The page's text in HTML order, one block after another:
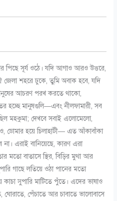
পিছে সূর্য ওঠে। যদি আগাও আরও উত্তরে,
জেলা শহরে ঢুকে, তুমি অবাক হবে, যদি
আচরণ পরখ করতে থাকো,
হচ্ছে মানুষগুলি—এবং নীলফামারী, সব
মহকুমা; দেখবে সবাই এলোমেলো,
ডোমার হয়ে চিলাহাটী— এত আঁকাবাঁকা
এরাই বানিয়েছে, কারণ এরা
মতো বাতাসে স্থির, বিড়ির মুথা আর
গাছে লতিয়ে ওঠা পানের মতো
কাচা সুপারি মাটিতে পুঁতে। এদের ভাষাও
ঘোরাতে, পেঁচাতে আর চাবাতে ভালোবাসে